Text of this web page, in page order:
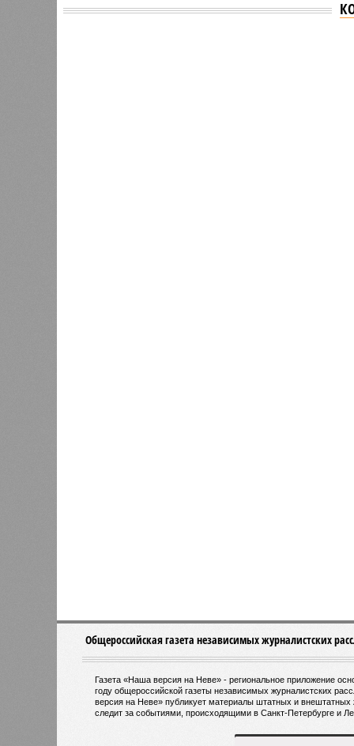
одобрило законопроект,
перевозки в черте города. Этот
городского электрического
ориентировочно в пределах 60–69
около 180 миллионов пассажиров в
Запущенное в апреле этого года